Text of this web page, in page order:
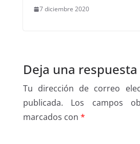
7 diciembre 2020
Deja una respuesta
Tu dirección de correo
publicada.
Los campos
marcados con *